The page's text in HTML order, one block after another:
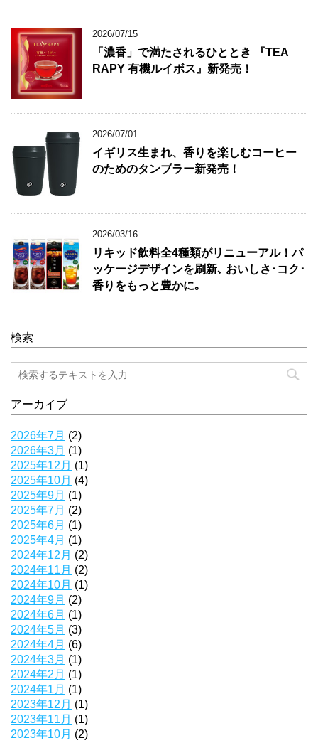
2026/07/15
「濃香」で満たされるひととき 『TEA
RAPY 有機ルイボス』新発売！
2026/07/01
イギリス生まれ、香りを楽しむコーヒー
のためのタンブラー新発売！
2026/03/16
リキッド飲料全4種類がリニューアル！パ
ッケージデザインを刷新､ おいしさ･コク･
香りをもっと豊かに｡
検索
アーカイブ
2026年7月 (2)
2026年3月 (1)
2025年12月 (1)
2025年10月 (4)
2025年9月 (1)
2025年7月 (2)
2025年6月 (1)
2025年4月 (1)
2024年12月 (2)
2024年11月 (2)
2024年10月 (1)
2024年9月 (2)
2024年6月 (1)
2024年5月 (3)
2024年4月 (6)
2024年3月 (1)
2024年2月 (1)
2024年1月 (1)
2023年12月 (1)
2023年11月 (1)
2023年10月 (2)